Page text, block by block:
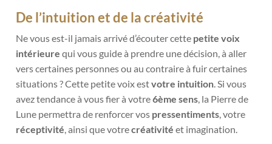
De l’intuition et de la créativité
Ne vous est-il jamais arrivé d’écouter cette petite voix
intérieure qui vous guide à prendre une décision, à aller
vers certaines personnes ou au contraire à fuir certaines
situations ? Cette petite voix estvotre intuition. Si vous
avez tendance à vous fier à votre6ème sens, la Pierre de
Lune permettra de renforcer vos pressentiments, votre
réceptivité, ainsi que votrecréativité et imagination.